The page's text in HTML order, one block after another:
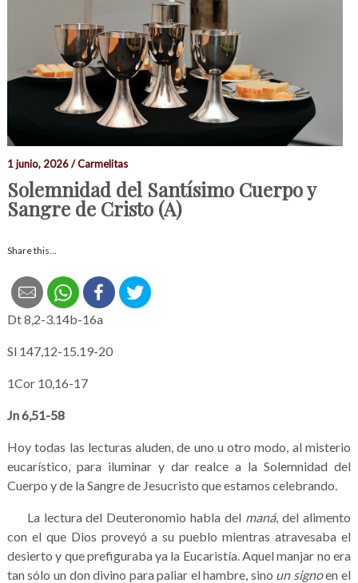
1 junio, 2026 / Carmelitas
Solemnidad del Santísimo Cuerpo y
Sangre de Cristo (A)
Share this...
Dt 8,2-3.14b-16a
Sl 147,12-15.19-20
1Cor 10,16-17
Jn 6,51-58
Hoy todas las lecturas aluden, de uno u otro modo, al misterio
eucarístico, para iluminar y dar realce a la Solemnidad del
Cuerpo y de la Sangre de Jesucristo que estamos celebrando.
La lectura del Deuteronomio habla del maná, del alimento
con el que Dios proveyó a su pueblo mientras atravesaba el
desierto y que prefiguraba ya la Eucaristía. Aquel manjar no era
tan sólo un don divino para paliar el hambre, sino un signoen el